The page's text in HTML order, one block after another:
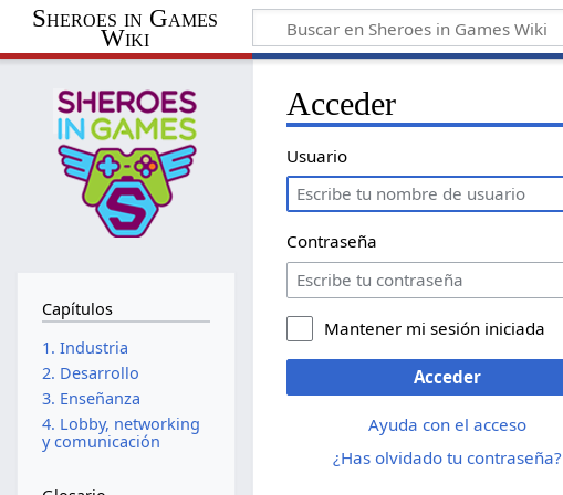
Sheroes in Games
Wiki
Acceder
Usuario
Contraseña
Mantener mi sesión iniciada
Acceder
Ayuda con el acceso
¿Has olvidado tu contraseña?
Capítulos
1. Industria
2. Desarrollo
3. Enseñanza
4. Lobby, networking
y comunicación